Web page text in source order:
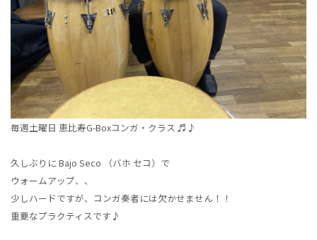
毎週土曜日 恵比寿G-Boxコンガ・クラス ♬♪
久しぶりに Bajo Seco （バホ セコ）で
ウォームアップ、、
少しハードですが、コンガ奏者には欠かせません！！
重要なプラクティスです♪